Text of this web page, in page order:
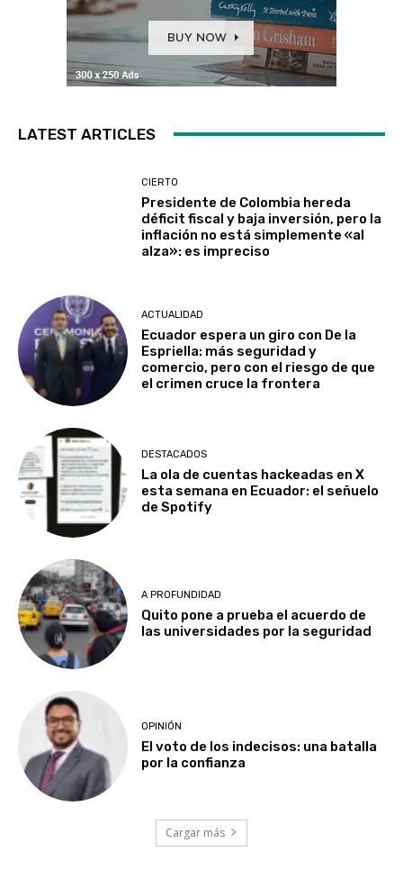
LATEST ARTICLES
CIERTO
Presidente de Colombia hereda
déficit fiscal y baja inversión, pero la
inflación no está simplemente «al
alza»: es impreciso
ACTUALIDAD
Ecuador espera un giro con De la
Espriella: más seguridad y
comercio, pero con el riesgo de que
el crimen cruce la frontera
DESTACADOS
La ola de cuentas hackeadas en X
esta semana en Ecuador: el señuelo
de Spotify
A PROFUNDIDAD
Quito pone a prueba el acuerdo de
las universidades por la seguridad
OPINIÓN
El voto de los indecisos: una batalla
por la confianza
Cargar más